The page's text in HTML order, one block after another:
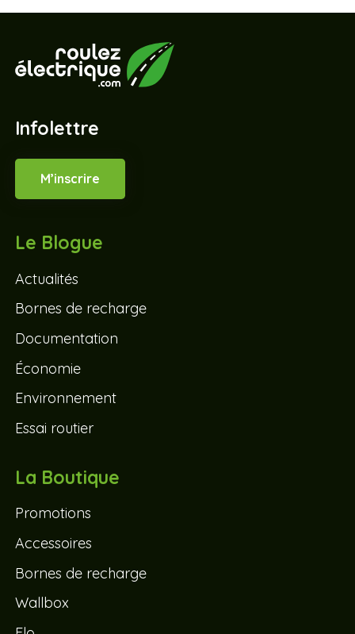
Infolettre
M’inscrire
Le Blogue
Actualités
Bornes de recharge
Documentation
Économie
Environnement
Essai routier
La Boutique
Promotions
Accessoires
Bornes de recharge
Wallbox